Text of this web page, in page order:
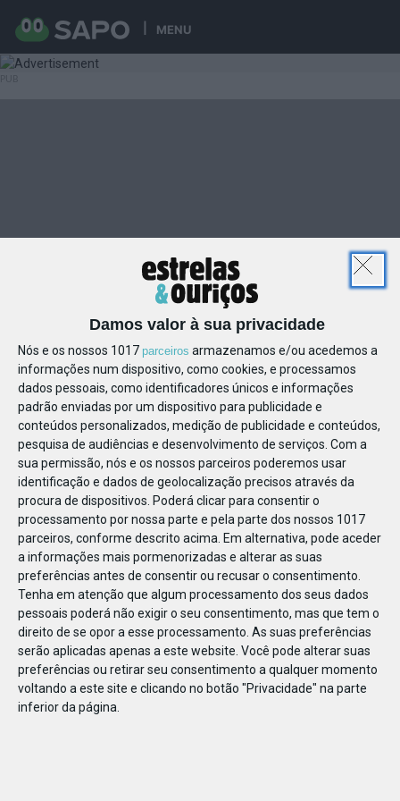
Damos valor à sua privacidade
Nós e os nossos 1017 parceiros armazenamos e/ou acedemos a
informações num dispositivo, como cookies, e processamos
dados pessoais, como identificadores únicos e informações
padrão enviadas por um dispositivo para publicidade e
conteúdos personalizados, medição de publicidade e conteúdos,
pesquisa de audiências e desenvolvimento de serviços. Com a
sua permissão, nós e os nossos parceiros poderemos usar
identificação e dados de geolocalização precisos através da
procura de dispositivos. Poderá clicar para consentir o
processamento por nossa parte e pela parte dos nossos 1017
parceiros, conforme descrito acima. Em alternativa, pode aceder
a informações mais pormenorizadas e alterar as suas
preferências antes de consentir ou recusar o consentimento.
Tenha em atenção que algum processamento dos seus dados
pessoais poderá não exigir o seu consentimento, mas que tem o
direito de se opor a esse processamento. As suas preferências
serão aplicadas apenas a este website. Você pode alterar suas
preferências ou retirar seu consentimento a qualquer momento
voltando a este site e clicando no botão "Privacidade" na parte
inferior da página.
MENU
1234611395891036